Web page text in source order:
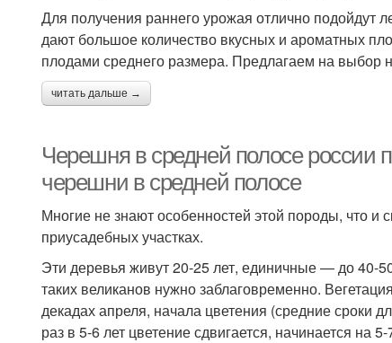
Для получения раннего урожая отлично подойдут
дают большое количество вкусных и ароматных
плодами среднего размера. Предлагаем на выбор
читать дальше →
Черешня в средней полосе россии
черешни в средней полосе
Многие не знают особенностей этой породы, что
приусадебных участках.
Эти деревья живут 20-25 лет, единичные — до 40-
таких великанов нужно заблаговременно.
декадах апреля, начала цветения (средние
раз в 5-6 лет цветение сдвигается, начинается на